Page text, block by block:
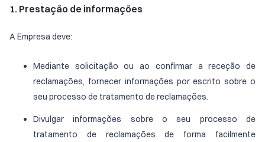
1. Prestação de informações
A Empresa deve:
Mediante solicitação ou ao confirmar a receção de
reclamações, fornecer informações por escrito sobre o
seu processo de tratamento de reclamações.
Divulgar informações sobre o seu processo de
tratamento de reclamações de forma facilmente